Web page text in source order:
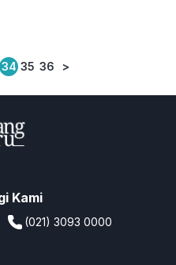
Posts
34 35 36 >
Kami
(021) 3093 0000